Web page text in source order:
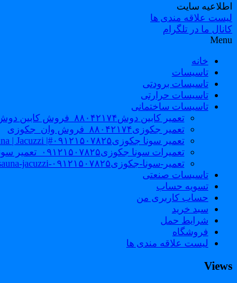
اطلاعیه سایت
لیست علاقه مندی ها
کانال ما در تلگرام
Menu
خانه
تاسیسات
تاسیسات برودتی
تاسیسات حرارتی
تاسیسات ساختمانی
تعمیر کابین دوش۸۸۰۴۲۱۷۴_فروش کابین دوش
تعمیر جکوزی۸۸۰۴۲۱۷۴_فروش وان_جکوزی
تعمیر سونا جکوزی۰۹۱۲۱۵۰۷۸۲۵#| Sauna | Jacuzzi
تعمیرات سونا جکوزی۰۹۱۲۱۵۰۷۸۲۵_تعمیر سونا بخار
تعمیر-سونا-جکوزی۰۹۱۲۱۵۰۷۸۲۵-sauna-jacuzzi
تاسیسات صنعتی
تسویه حساب
حساب کاربری من
سبد خرید
شرایط حمل
فروشگاه
لیست علاقه مندی ها
Views